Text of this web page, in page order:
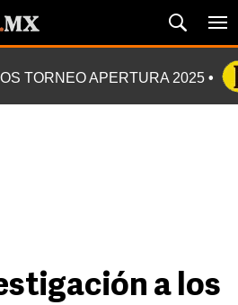
TORNEO APERTURA 2025
a los